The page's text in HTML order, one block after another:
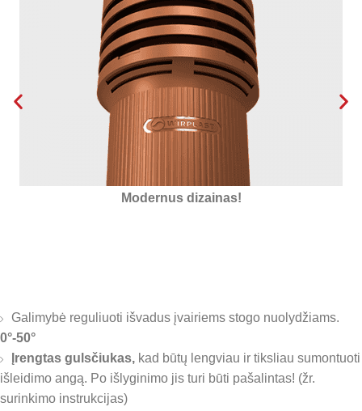
Izoliuotas putų polistirolu
Galimybė reguliuoti išvadus įvairiems stogo nuolydžiams.
0°-50°
Įrengtas gulsčiukas, kad būtų lengviau ir tiksliau sumontuoti
išleidimo angą. Po išlyginimo jis turi būti pašalintas! (žr.
surinkimo instrukcijas)